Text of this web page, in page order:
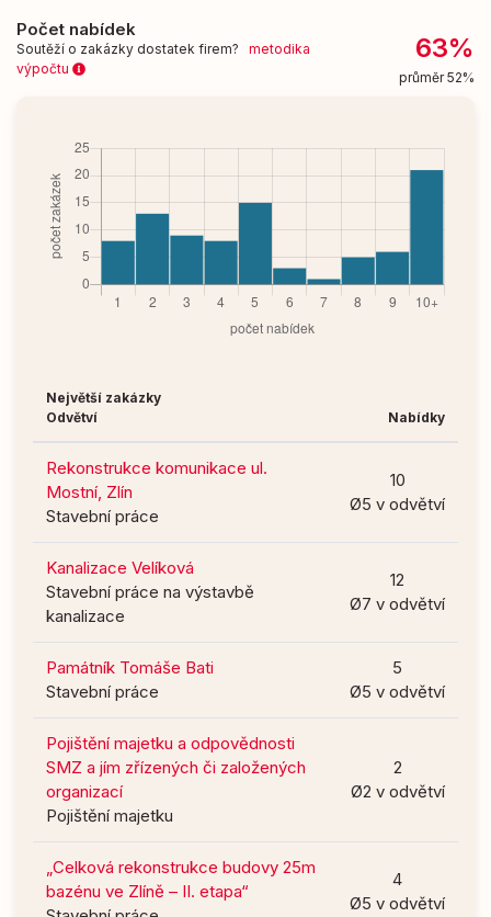
Počet nabídek
Soutěží o zakázky dostatek firem? metodika
výpočtu
63%
průměr 52%
Největší zakázky
Odvětví
Nabídky
Rekonstrukce komunikace ul.
Mostní, Zlín
Stavební práce
10
Ø5 v odvětví
Kanalizace Velíková
Stavební práce na výstavbě
kanalizace
12
Ø7 v odvětví
Památník Tomáše Bati
Stavební práce
5
Ø5 v odvětví
Pojištění majetku a odpovědnosti
SMZ a jím zřízených či založených
organizací
Pojištění majetku
2
Ø2 v odvětví
„Celková rekonstrukce budovy 25m
bazénu ve Zlíně – II. etapa“
4
Ø5 v odvětví